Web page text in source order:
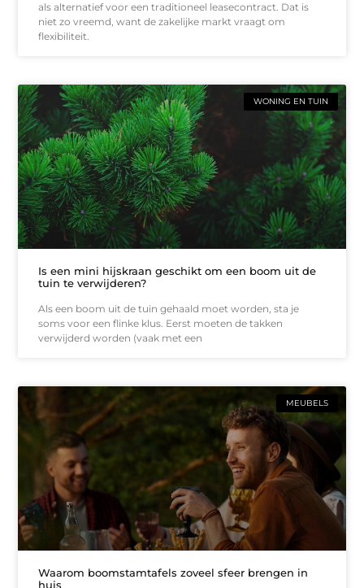
als alternatief voor een traditioneel leasecontract. Dat is
niet zo vreemd, want de zakelijke markt vraagt om
flexibiliteit.
WONING EN TUIN
Is een mini hijskraan geschikt om een boom uit de
tuin te verwijderen?
Als een boom uit de tuin gehaald moet worden, sta je
soms voor een flinke klus. Eerst moeten de takken
verwijderd worden (vaak met een
MEUBELS
Waarom boomstamtafels zoveel sfeer brengen in
huis